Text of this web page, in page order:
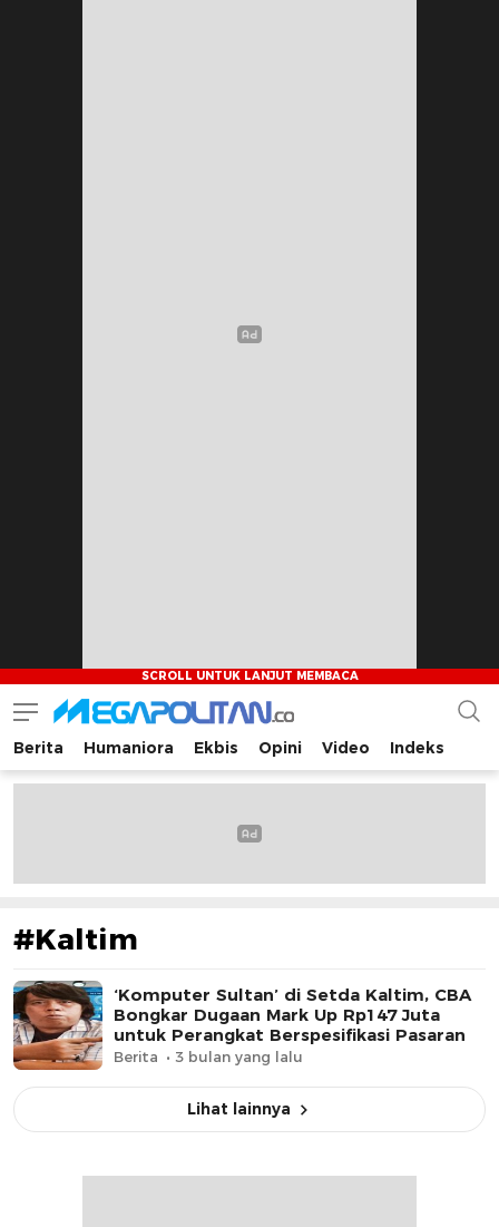
Megapolitan.co
Menyajikan berita-berita fakta bagi pembaca
Berita Humaniora Ekbis Opini Video Indeks
#Kaltim
‘Komputer Sultan’ di Setda Kaltim, CBA
Bongkar Dugaan Mark Up Rp147 Juta
untuk Perangkat Berspesifikasi Pasaran
Berita 3 bulan yang lalu
Lihat lainnya